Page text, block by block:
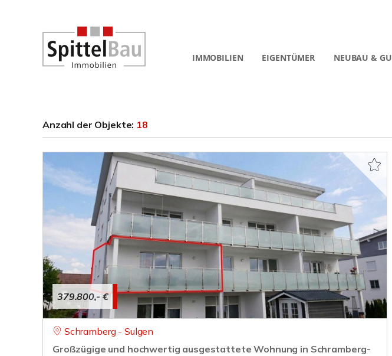
IMMOBILIEN EIGENTÜMER NEUBAU & GU
Anzahl der Objekte: 18
379.800,- €
Schramberg - Sulgen
Großzügige und hochwertig ausgestattete Wohnung in Schramberg-